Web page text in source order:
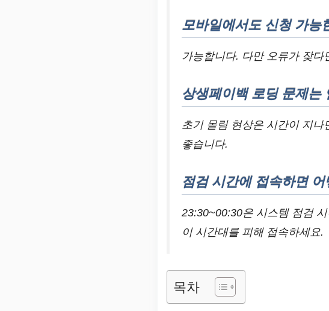
모바일에서도 신청 가능
가능합니다. 다만 오류가 잦다
상생페이백 로딩 문제는
초기 몰림 현상은 시간이 지
좋습니다.
점검 시간에 접속하면
23:30~00:30은 시스템 점검
이 시간대를 피해 접속하세요.
목차